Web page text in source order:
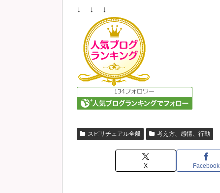
↓ ↓ ↓
スピリチュアル全般 考え方、感情、行動
X Facebook